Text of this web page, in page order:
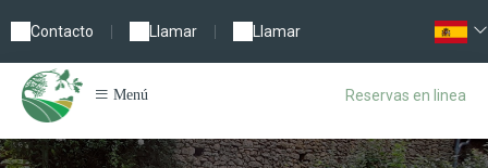
Contacto Llamar Llamar
Menú Reservas en linea